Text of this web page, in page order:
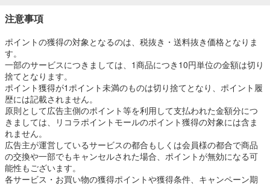
注意事項
ポイントの獲得の対象となるのは、税抜き・送料抜き価格となりま
す。
一部のサービスにつきましては、1商品につき10円単位の金額は切り
捨てとなります。
ポイント獲得が1ポイント未満のものは切り捨てとなり、ポイント履
歴には記載されません。
原則として広告主側のポイント等を利用して支払われた金額分につ
きましては、リコラポイントモールのポイント獲得の対象には含ま
れません。
広告主が運営しているサービスの都合もしくは会員様の都合で商品
の交換や一部でもキャンセルされた場合、ポイントが無効になる可
能性もございます。
各サービス・お買い物の獲得ポイントや獲得条件、キャンペーン期